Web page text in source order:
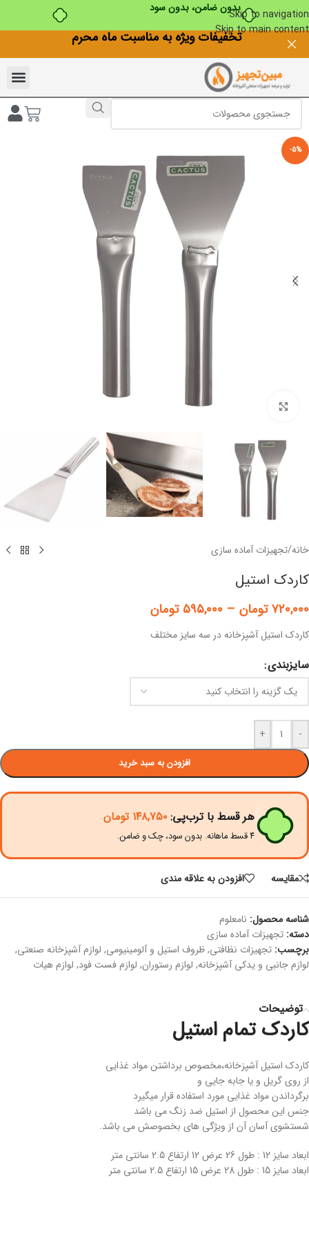
Skip to navigation
Skip to main contentتخفیفات ویژه به مناسبت ماه محرم
-5%
برای بزرگنمایی کلیک کنید
خانه/تجهیزات آماده سازی
کاردک استیل
۷۲۰,۰۰۰ تومان – ۵۹۵,۰۰۰ تومان
کاردک استیل آشپزخانه در سه سایز مختلف
سایزبندی
-
+
افزودن به سبد خرید
هر قسط با ترب‌پی: ۱۴۸,۷۵۰ تومان
۴ قسط ماهانه. بدون سود، چک و ضامن.
مقايسه افزودن به علاقه مندی
شناسه محصول: نامعلوم
دسته: تجهیزات آماده سازی
برچسب: تجهیزات نظافتی,ظروف استیل و آلومینیومی, لوازم آشپزخانه صنعتی,
لوازم جانبی و یدکی آشپزخانه, لوازم رستوران, لوازم فست فود, لوازم هیات
توضیحات
کاردک تمام استیل
کاردک استیل آشپزخانه،مخصوص برداشتن مواد غذایی
از روی گریل و یا جابه جایی و
برگرداندن مواد غذایی مورد استفاده قرار میگیرد
جنس این محصول از استیل ضد زنگ می باشد
شستشوی آسان آن از ویژگی های بخصوصش می باشد.
ابعاد سایز 12 : طول 26 عرض 12 ارتفاع 2.5 سانتی متر
ابعاد سایز 15 : طول 28 عرض 15 ارتفاع 2.5 سانتی متر